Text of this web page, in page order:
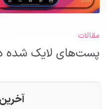
مقالات
پست‌های لایک شده